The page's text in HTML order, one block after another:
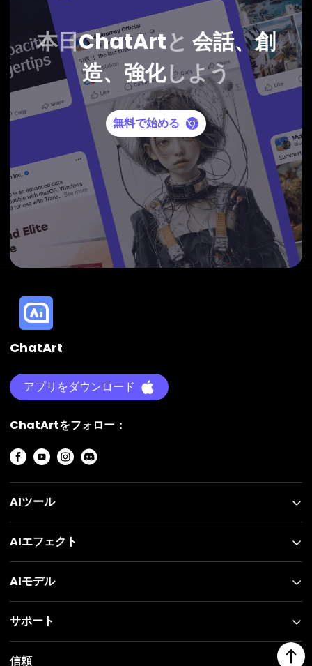
本日ChatArtと 会話、創
造、強化しよう
無料で始める
ChatArt
アプリをダウンロード
ChatArtをフォロー：
AIツール
AIエフェクト
AIモデル
サポート
信頼